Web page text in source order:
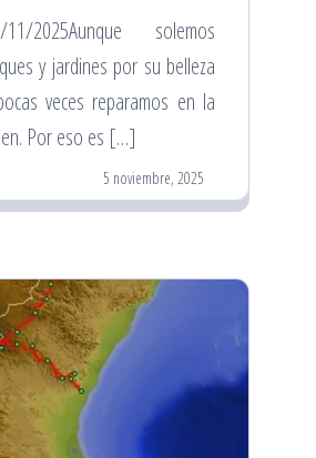
2025Aunque solemos
y jardines por su belleza
veces reparamos en la
Por eso es […]
5 noviembre, 2025